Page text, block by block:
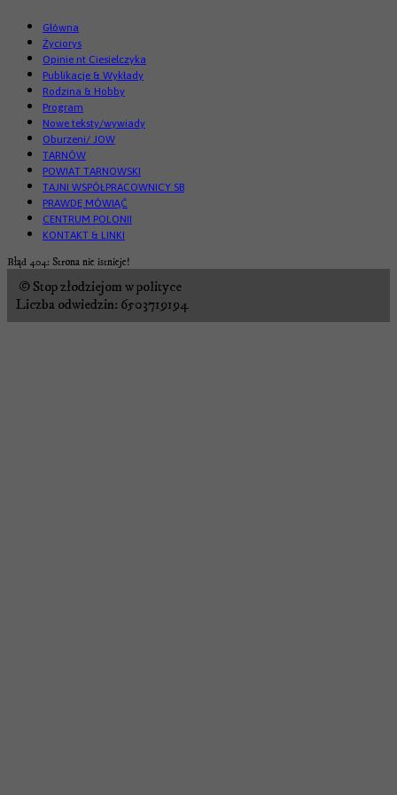
Główna
Życiorys
Opinie nt Ciesielczyka
Publikacje & Wykłady
Rodzina & Hobby
Program
Nowe teksty/wywiady
Oburzeni/ JOW
TARNÓW
POWIAT TARNOWSKI
TAJNI WSPÓŁPRACOWNICY SB
PRAWDĘ MÓWIĄĆ
CENTRUM POLONII
KONTAKT & LINKI
Błąd 404: Strona nie istnieje!
© Stop złodziejom w polityce
Liczba odwiedzin: 6503719194